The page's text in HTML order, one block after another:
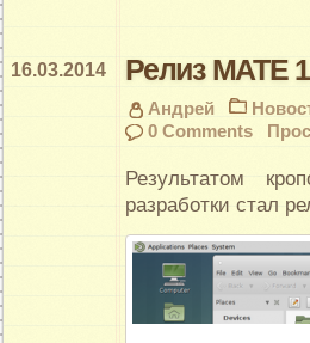
Релиз MATE
16.03.2014
Андрей
0 Comments
Результатом
разработки стал